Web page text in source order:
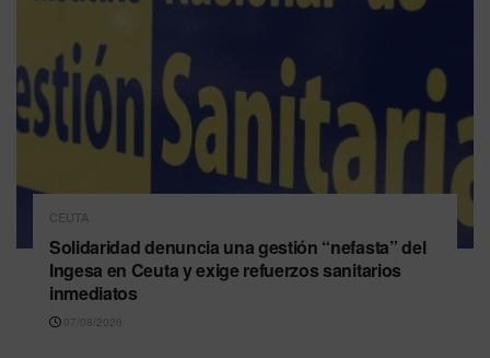
CEUTA
Solidaridad denuncia una gestión “nefasta” del
Ingesa en Ceuta y exige refuerzos sanitarios
inmediatos
07/08/2026